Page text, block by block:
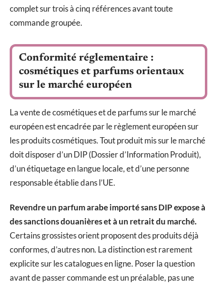
complet sur trois à cinq références avant toute
commande groupée.
Conformité réglementaire :
cosmétiques et parfums orientaux
sur le marché européen
La vente de cosmétiques et de parfums sur le marché
européen est encadrée par le règlement européen sur
les produits cosmétiques. Tout produit mis sur le marché
doit disposer d’un DIP (Dossier d’Information Produit),
d’un étiquetage en langue locale, et d’une personne
responsable établie dans l’UE.
Revendre un parfum arabe importé sans DIP expose à
des sanctions douanières et à un retrait du marché.
Certains grossistes orient proposent des produits déjà
conformes, d’autres non. La distinction est rarement
explicite sur les catalogues en ligne. Poser la question
avant de passer commande est un préalable, pas une